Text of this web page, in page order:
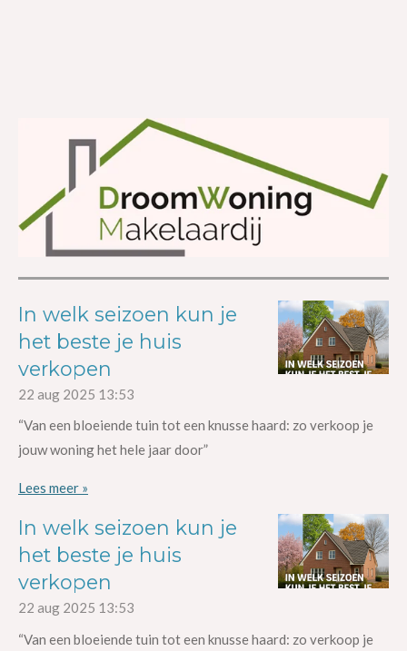
In welk seizoen kun je
het beste je huis
verkopen
22 aug 2025 13:53
“Van een bloeiende tuin tot een knusse haard: zo verkoop je
jouw woning het hele jaar door”
Lees meer »
In welk seizoen kun je
het beste je huis
verkopen
22 aug 2025 13:53
“Van een bloeiende tuin tot een knusse haard: zo verkoop je